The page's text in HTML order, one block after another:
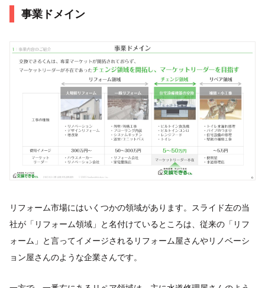
事業ドメイン
リフォーム市場にはいくつかの領域があります。スライド左の当
社が「リフォーム領域」と名付けているところは、従来の「リフ
ォーム」と言ってイメージされるリフォーム屋さんやリノベーシ
ョン屋さんのような企業さんです。